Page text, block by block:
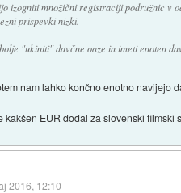
izogniti množični registraciji podružnic v
prispevki nizki.
"ukiniti" davčne oaze in imeti enoten
nam lahko končno enotno navijejo
kakšen EUR dodal za slovenski filmski
2016, 12:10